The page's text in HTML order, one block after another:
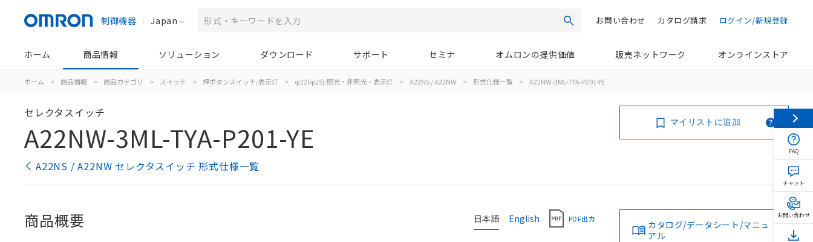
制御機器 Japan 検索 ログイン/新規登録
カタログ請求
お問い合わせ
ホーム 商品情報 ソリューション ダウンロード サポート セミナ オムロンの提供価値 販売ネットワーク オンラインストア
ホーム > 商品情報 > 商品カテゴリ > スイッチ > 押ボタンスイッチ/表示灯 > φ22(φ25):照光・非照光・表示灯 > A22NS / A22NW > 形式仕様一覧 > A22NW-3ML-TYA-P201-YE
セレクタスイッチ
A22NW-3ML-TYA-P201-YE
A22NS / A22NW セレクタスイッチ 形式仕様一覧
マイリストに追加
日本語 English PDF出力
商品概要
カタログ/データシート/マニュ
アル
FAQ
チャット
お問い合わせ